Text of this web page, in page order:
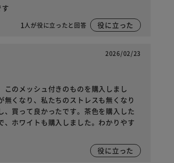
1人が役に立ったと回答 役に立った
2026/02/23
のメッシュ付きのものを購入しまし
くなり、私たちのストレスも無くなり
買って良かったです。茶色を購入した
ホワイトも購入しました。わかりやす
役に立った